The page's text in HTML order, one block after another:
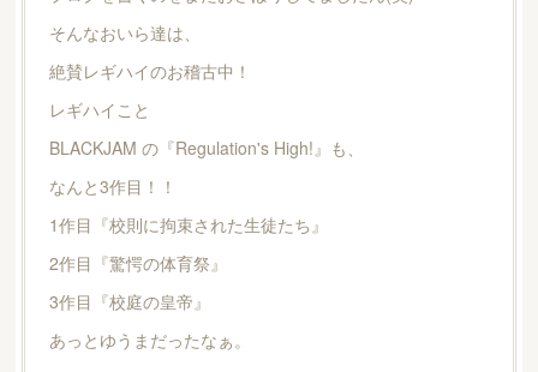
そんなおいら達は、
絶賛レギハイのお稽古中！
レギハイこと
BLACKJAM の『Regulation's High!』も、
なんと3作目！！
1作目『校則に拘束された生徒たち』
2作目『驚愕の体育祭』
3作目『校庭の皇帝』
あっとゆうまだったなぁ。